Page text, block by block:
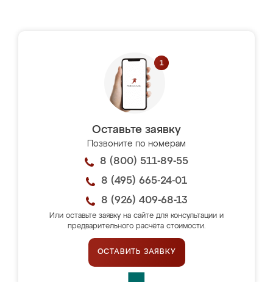
Оставьте заявку
Позвоните по номерам
8 (800) 511-89-55
8 (495) 665-24-01
8 (926) 409-68-13
Или оставьте заявку на сайте для консультации и
предварительного расчёта стоимости.
ОСТАВИТЬ ЗАЯВКУ